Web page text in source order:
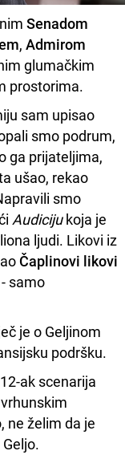
Senadom
, Admirom
glumačkim
prostorima.
sam upisao
smo podrum,
ga prijateljima,
ušao, rekao
smo
Audicijukoja je
ljudi. Likovi iz
Čaplinovi likovi
samo
je o Geljinom
podršku.
ak scenarija
ne želim da je